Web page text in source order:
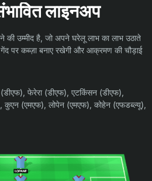
लाइनअप
की उम्मीद है, जो अपने घरेलू लाभ का लाभ उठाते
पर कब्ज़ा बनाए रखेगी और आक्रमण की चौड़ाई
फेरेरा (डीएफ), एटकिंसन (डीएफ),
कुएन (एमएफ), लोपेन (एमएफ), कोहेन (एफडब्ल्यू),